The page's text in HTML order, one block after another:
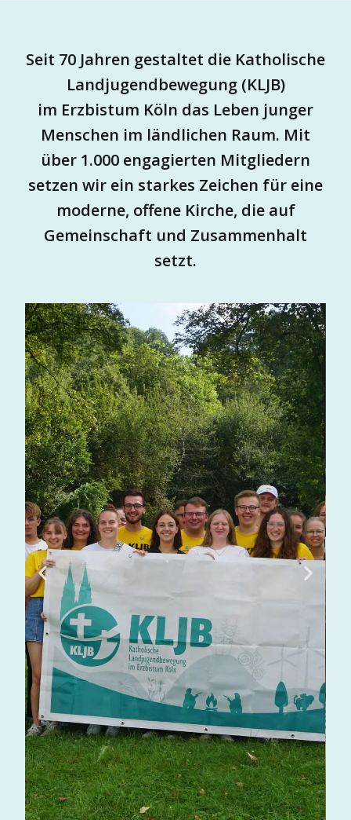
Seit 70 Jahren gestaltet die Katholische
Landjugendbewegung (KLJB)
im Erzbistum Köln das Leben junger
Menschen im ländlichen Raum. Mit
über 1.000 engagierten Mitgliedern
setzen wir ein starkes Zeichen für eine
moderne, offene Kirche, die auf
Gemeinschaft und Zusammenhalt
setzt.